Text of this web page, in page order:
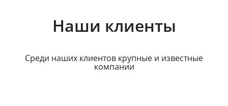
Наши клиенты
Среди наших клиентов крупные и известные
компании